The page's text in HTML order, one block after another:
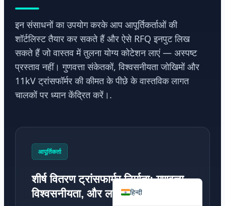
इन संसाधनों का उपयोग करके आप आपूर्तिकर्ताओं की
शॉर्टलिस्ट तैयार कर सकते हैं और ऐसे RFQ इनपुट लिख
सकते हैं जो वास्तव में तुलना योग्य कोटेशन लाएं — अस्पष्ट
प्रस्ताव नहीं। गुणवत्ता संकेतकों, विश्वसनीयता जोखिमों और
11kV ट्रांसफॉर्मर की कीमत के पीछे के वास्तविक लागत
चालकों पर ध्यान केंद्रित करें।.
आपूर्तिकर्ता
शीर्ष वितरण ट्रांसफार्मर निर्माता: गुणवत्ता,
विश्वसनीयता, और लागत की तुलना
हिन्दी
English
Français
العربية
Português do Brasil